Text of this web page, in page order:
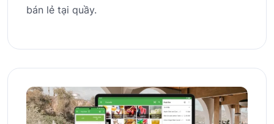
bán lẻ tại quầy.